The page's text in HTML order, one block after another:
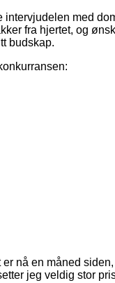
med
fra hjertet, og
budskap.
nå en måned
jeg veldig stor